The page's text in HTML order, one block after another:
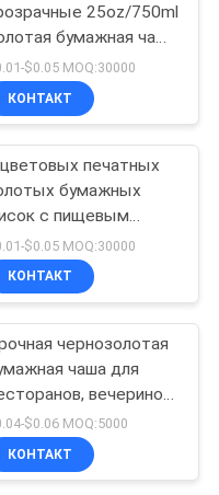
25oz/750ml
бумажная чаша
питания и упаковки
вывоза
$0.05 MOQ:30000
КОНТАКТ
печатных
бумажных
с пищевым
и
дизайном
ресторанов и
$0.05 MOQ:30000
КОНТАКТ
чернозолотая
чаша для
вечеринок
с
чистым
$0.06 MOQ:5000
КОНТАКТ